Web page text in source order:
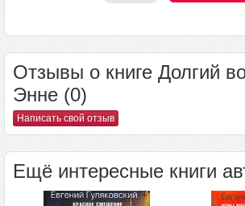
Отзывы о книге Долгий
Энне (0)
Написать свой отзыв
Ещё интересные книги